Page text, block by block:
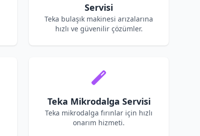
Servisi
Teka bulaşık makinesi arızalarına
hızlı ve güvenilir çözümler.
Teka Mikrodalga Servisi
Teka mikrodalga fırınlar için hızlı
onarım hizmeti.